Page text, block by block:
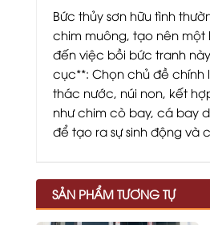
Bức thủy sơn hữu tình
chim muông, tạo nên một
đến việc bồi bức tranh
cục**: Chọn chủ đề chính
thác nước, núi non, kết
như chim cò bay, cá bay
để tạo ra sự sinh động và
SẢN PHẨM TƯƠNG TỰ